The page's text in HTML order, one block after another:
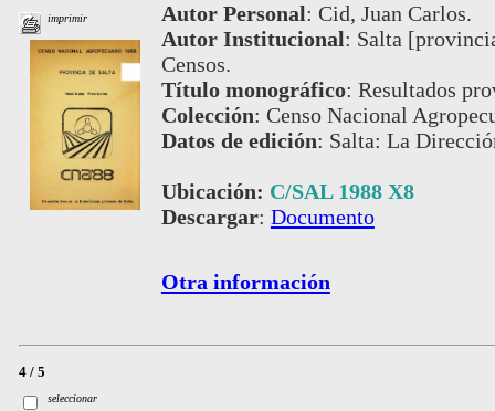
imprimir Autor Personal: Cid, Juan Carlos.
Autor Institucional: Salta
Censos.
Título monográfico: Resultados
Colección: Censo Nacional
Datos de edición: Salta: La
Ubicación: C/SAL 1988 X8
Descargar: Documento
Otra información
4 / 5
seleccionar